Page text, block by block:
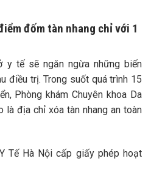
đốm tàn nhang chỉ với 1
y tế sẽ ngăn ngừa những biến
điều trị. Trong suốt quá trình 15
Phòng khám Chuyên khoa Da
là địa chỉ xóa tàn nhang an toàn
Tế Hà Nội cấp giấy phép hoạt